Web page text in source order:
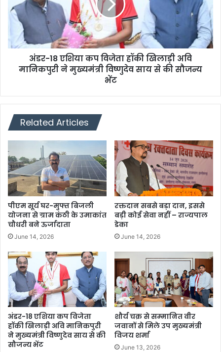
अंडर-18 एशिया कप विजेता हॉकी खिलाड़ी अवि
मानिकपुरी ने मुख्यमंत्री विष्णुदेव साय से की सौजन्य
भेंट
Related Articles
पीएम सूर्य घर-मुफ्त बिजली
योजना से ग्राम कंठी के उमाकांत
चौधरी बने ऊर्जादाता
June 14, 2026
रक्तदान सबसे बड़ा दान, इससे
बड़ी कोई सेवा नहीं – राज्यपाल
डेका
June 14, 2026
अंडर-18 एशिया कप विजेता
हॉकी खिलाड़ी अवि मानिकपुरी
ने मुख्यमंत्री विष्णुदेव साय से की
सौजन्य भेंट
शौर्य चक्र से सम्मानित वीर
जवानों से मिले उप मुख्यमंत्री
विजय शर्मा
June 13, 2026